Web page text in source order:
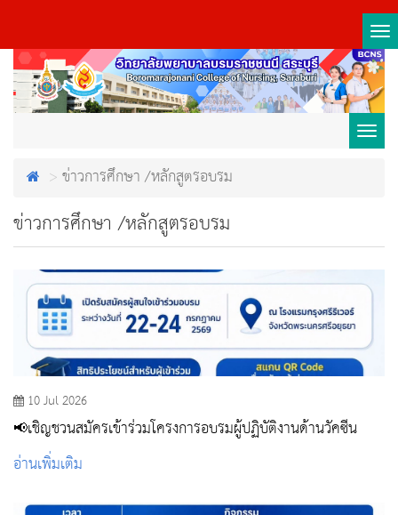
ข่าวการศึกษา /หลักสูตรอบรม
ข่าวการศึกษา /หลักสูตรอบรม
10 Jul 2026
📢เชิญชวนสมัครเข้าร่วมโครงการอบรมผู้ปฏิบัติงานด้านวัคซีน
อ่านเพิ่มเติม